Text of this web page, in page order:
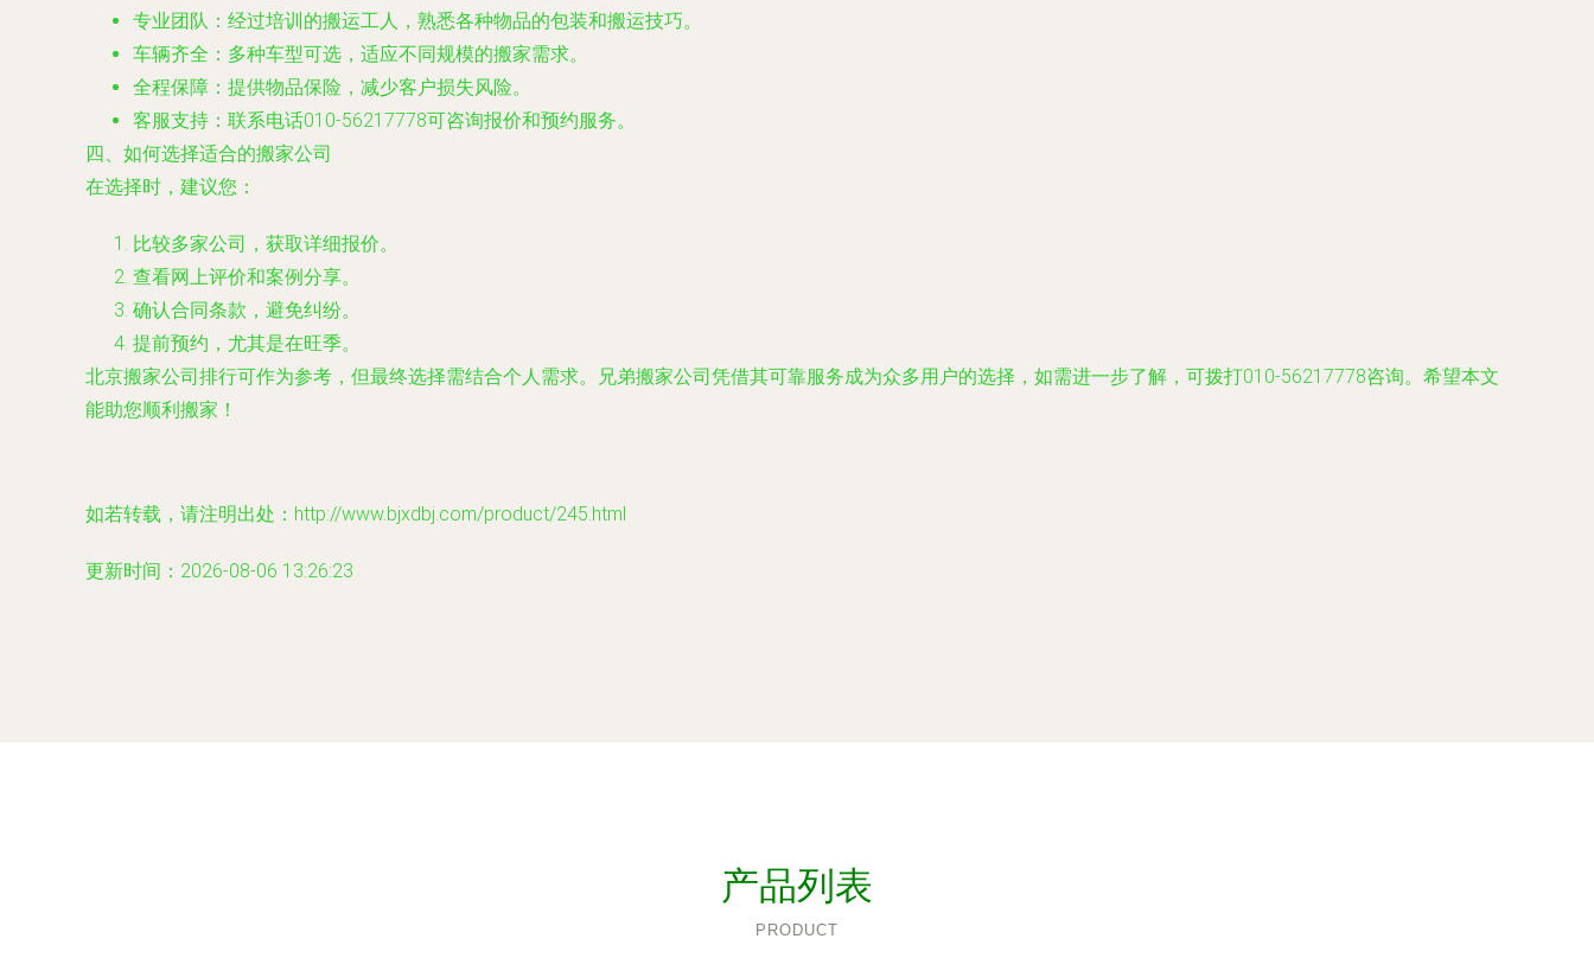
专业团队：经过培训的搬运工人，熟悉各种物品的包装和搬运技巧。
车辆齐全：多种车型可选，适应不同规模的搬家需求。
全程保障：提供物品保险，减少客户损失风险。
客服支持：联系电话010-56217778可咨询报价和预约服务。
四、如何选择适合的搬家公司
在选择时，建议您：
比较多家公司，获取详细报价。
查看网上评价和案例分享。
确认合同条款，避免纠纷。
提前预约，尤其是在旺季。
北京搬家公司排行可作为参考，但最终选择需结合个人需求。兄弟搬家公司凭借其可靠服务成为众多用户的选择，如需进一步了解，可拨打010-56217778咨询。希望本文
能助您顺利搬家！
如若转载，请注明出处：http://www.bjxdbj.com/product/245.html
更新时间：2026-08-06 13:26:23
产品列表
PRODUCT